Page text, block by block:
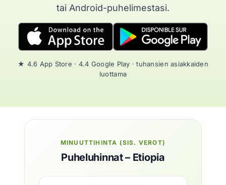
tai Android-puhelimestasi.
★ 4.6 App Store · 4.4 Google Play · tuhansien asiakkaiden
luottama
MINUUTTIHINTA (SIS. VEROT)
Puheluhinnat – Etiopia